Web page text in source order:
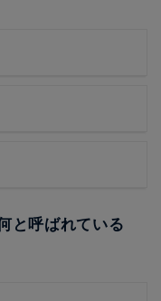
と呼ばれている